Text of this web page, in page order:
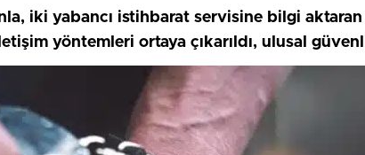
iki yabancı istihbarat servisine bilgi
yöntemleri ortaya çıkarıldı, ulusal